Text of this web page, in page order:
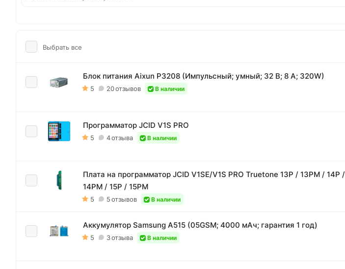
Выбрать все
Блок питания Aixun P3208 (Импульсный; умный; 32 В; 8 А; 320W)
5 20отзывов В наличии
Программатор JCID V1S PRO
5 4отзыва В наличии
Плата на программатор JCID V1SE/V1S PRO Truetone 13P / 13PM / 14P /
14PM / 15P / 15PM
5 5отзывов В наличии
Аккумулятор Samsung A515 (05GSM; 4000 мАч; гарантия 1 год)
5 3отзыва В наличии